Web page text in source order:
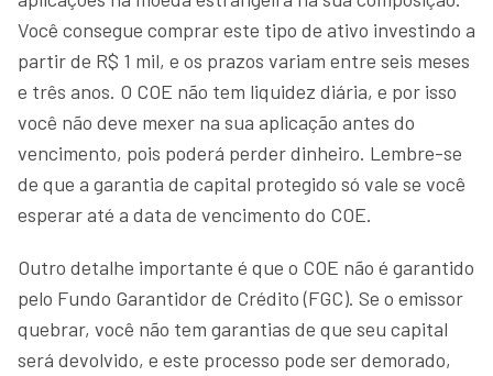
Você consegue comprar este tipo de ativo investindo a
partir de R$ 1 mil, e os prazos variam entre seis meses
e três anos. O COE não tem liquidez diária, e por isso
você não deve mexer na sua aplicação antes do
vencimento, pois poderá perder dinheiro. Lembre-se
de que a garantia de capital protegido só vale se você
esperar até a data de vencimento do COE.
Outro detalhe importante é que o COE não é garantido
pelo Fundo Garantidor de Crédito (FGC). Se o emissor
quebrar, você não tem garantias de que seu capital
será devolvido, e este processo pode ser demorado,